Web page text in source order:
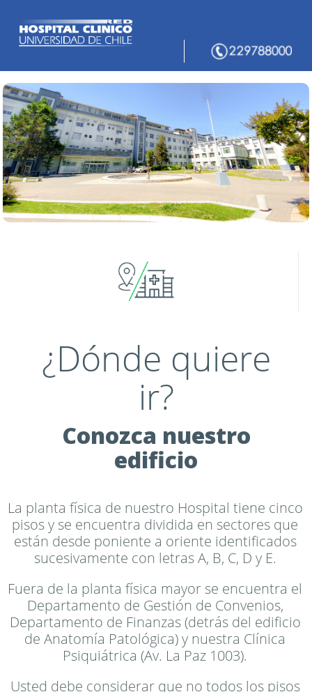
¿Dónde quiere
ir?
Conozca nuestro
edificio
La planta física de nuestro Hospital tiene cinco
pisos y se encuentra dividida en sectores que
están desde poniente a oriente identificados
sucesivamente con letras A, B, C, D y E.
Fuera de la planta física mayor se encuentra el
Departamento de Gestión de Convenios,
Departamento de Finanzas (detrás del edificio
de Anatomía Patológica) y nuestra Clínica
Psiquiátrica (Av. La Paz 1003).
Usted debe considerar que no todos los pisos